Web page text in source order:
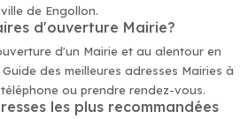
de Engollon.
d'ouverture Mairie?
d'un Mairie et au alentour en
des meilleures adresses Mairies à
ou prendre rendez-vous.
les plus recommandées